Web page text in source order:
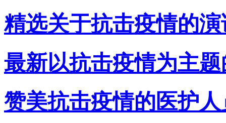
精选关于抗击疫情的
最新以抗击疫情为主
赞美抗击疫情的医护